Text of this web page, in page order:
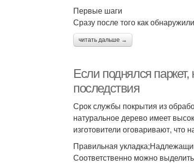
Первые шаги
Сразу после того как
читать дальше →
Если поднялся
последствия
Срок службы покрытия из
натуральное дерево имеет
изготовители оговаривают,
Правильная
Соответственно можно